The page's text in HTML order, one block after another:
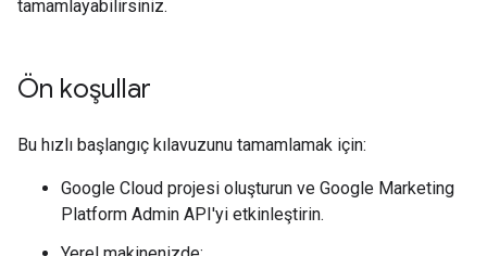
tamamlayabilirsiniz.
Ön koşullar
Bu hızlı başlangıç kılavuzunu tamamlamak için:
Google Cloud projesi oluşturun ve Google Marketing
Platform Admin API'yi etkinleştirin.